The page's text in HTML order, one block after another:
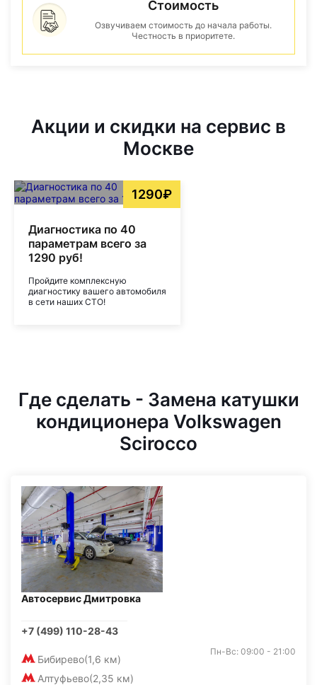
Стоимость
Озвучиваем стоимость до начала работы.
Честность в приоритете.
Акции и скидки на сервис в
Москве
1290₽
Диагностика по 40
параметрам всего за
1290 руб!
Пройдите комплексную
диагностику вашего автомобиля
в сети наших СТО!
Где сделать - Замена катушки
кондиционера Volkswagen
Scirocco
Автосервис Дмитровка
+7 (499) 110-28-43
Бибирево(1,6 км)
Алтуфьево(2,35 км)
Пн-Вс: 09:00 - 21:00